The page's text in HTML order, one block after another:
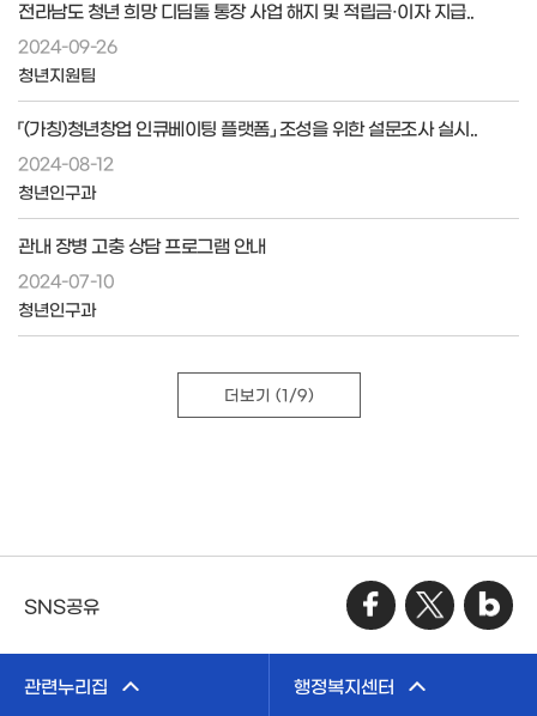
전라남도 청년 희망 디딤돌 통장 사업 해지 및 적립금·이자 지급..
2024-09-26
청년지원팀
「(가칭)청년창업 인큐베이팅 플랫폼」 조성을 위한 설문조사 실시..
2024-08-12
청년인구과
관내 장병 고충 상담 프로그램 안내
2024-07-10
청년인구과
더보기 (1/9)
SNS공유
관련누리집 행정복지센터